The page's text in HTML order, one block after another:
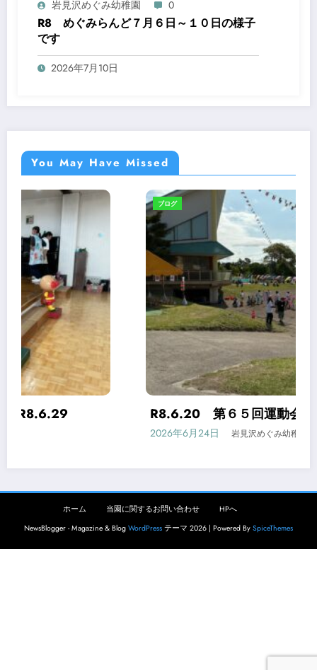
岩見沢めぐみ幼稚園 0
R8 めぐみらんど７月６日～１０日の様子
です
2026年7月10日
You May Have Missed
ブログ
R8.6.20 第６５回運動会
岩見沢めぐみ幼稚園
ホーム 当園に関するお問い合わせ
HPへ
NewsBlogger - Magazine & Blog WordPress テーマ 2026 | Powered By SpiceThemes